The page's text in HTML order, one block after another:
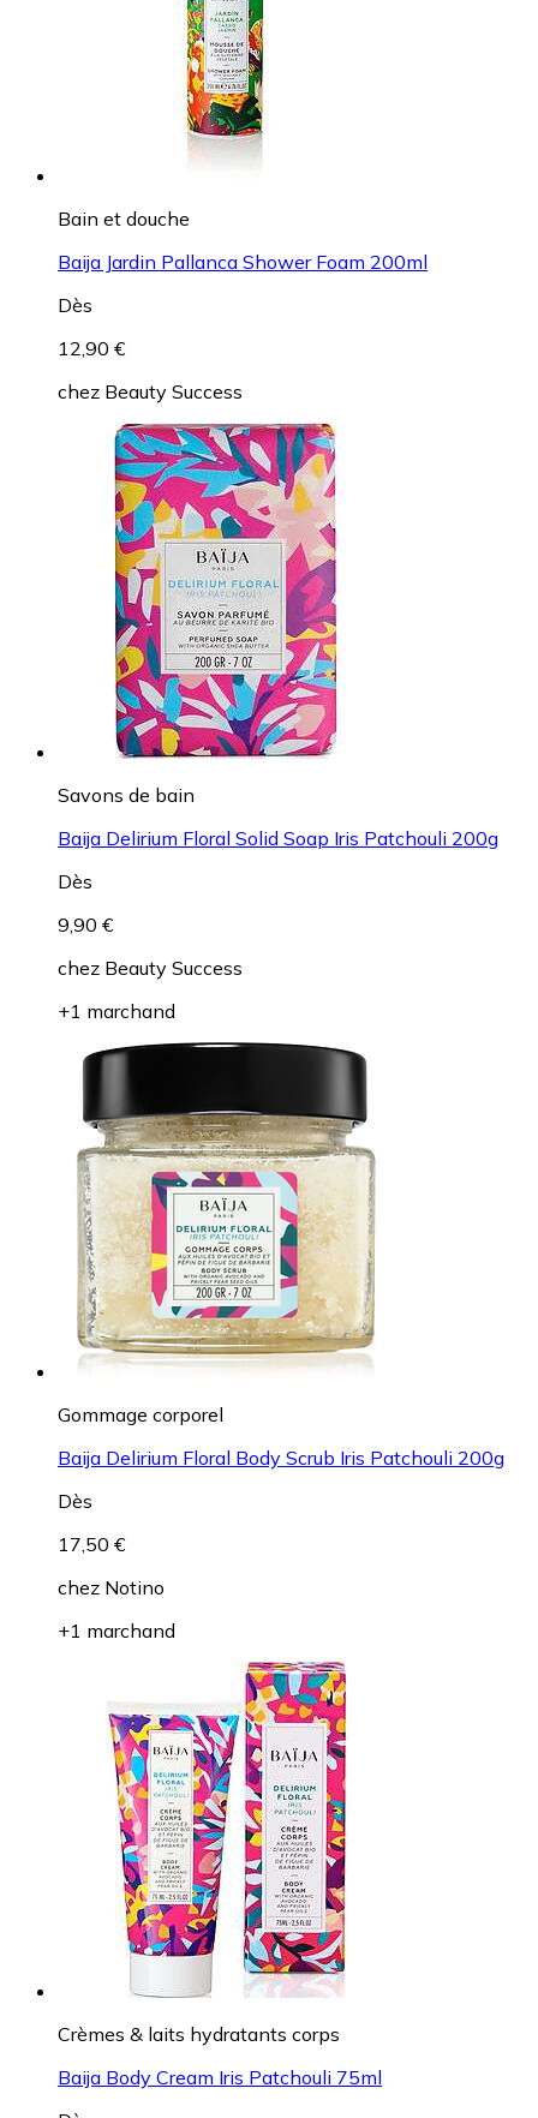
Bain et douche
Baija Jardin Pallanca Shower Foam 200ml
Dès
12,90 €
chez Beauty Success
Savons de bain
Baija Delirium Floral Solid Soap Iris Patchouli 200g
Dès
9,90 €
chez Beauty Success
+1 marchand
Gommage corporel
Baija Delirium Floral Body Scrub Iris Patchouli 200g
Dès
17,50 €
chez Notino
+1 marchand
Crèmes & laits hydratants corps
Baija Body Cream Iris Patchouli 75ml